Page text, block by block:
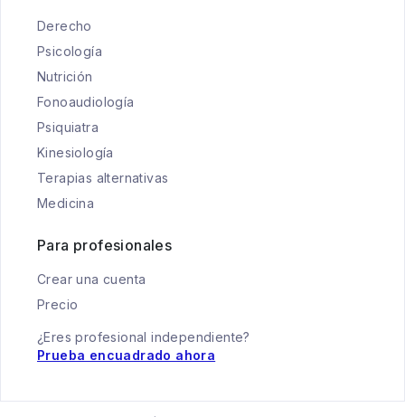
Derecho
Psicología
Nutrición
Fonoaudiología
Psiquiatra
Kinesiología
Terapias alternativas
Medicina
Para profesionales
Crear una cuenta
Precio
¿Eres profesional independiente?
Prueba encuadrado ahora